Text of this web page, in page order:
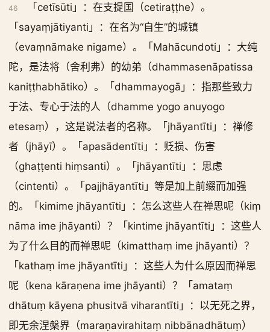
46
「cetīsūti」：在支提国（cetiraṭṭhe）。
「sayaṃjātiyanti」：在名为“自生”的城镇
（evaṃnāmake nigame）。「Mahācundoti」：大纯
陀，是法将（舍利弗）的幼弟（dhammasenāpatissa
kaniṭṭhabhātiko）。「dhammayogā」：指那些致力
于法、专心于法的人（dhamme yogo anuyogo
etesaṃ），这是说法者的名称。「jhāyantīti」：禅修
者（jhāyī）。「apasādentīti」：贬损、伤害
（ghaṭṭenti hiṃsanti）。「jhāyantīti」：思虑
（cintenti）。「pajjhāyantīti」等是加上前缀而加强
的。「kimime jhāyantīti」：怎么这些人在禅思呢（kiṃ
nāma ime jhāyanti）？「kintime jhāyantīti」：这些人
为了什么目的而禅思呢（kimatthaṃ ime jhāyanti）？
「kathaṃ ime jhāyantīti」：这些人为什么原因而禅思
呢（kena kāraṇena ime jhāyanti）？「amataṃ
dhātuṃ kāyena phusitvā viharantīti」：以无死之界，
即无余涅槃界（maraṇavirahitaṃ nibbānadhātuṃ）